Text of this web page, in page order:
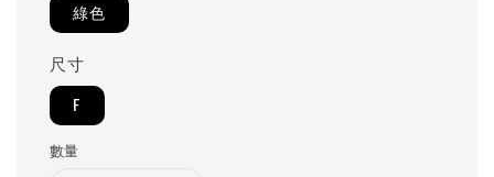
綠色
尺寸
F
數量